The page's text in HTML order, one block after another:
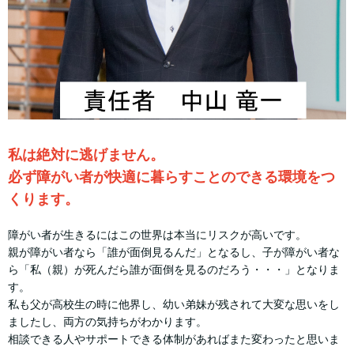
私は絶対に逃げません。
必ず障がい者が快適に暮らすことのできる環境をつ
くります。
障がい者が生きるにはこの世界は本当にリスクが高いです。
親が障がい者なら「誰が面倒見るんだ」となるし、子が障がい者な
ら「私（親）が死んだら誰が面倒を見るのだろう・・・」となりま
す。
私も父が高校生の時に他界し、幼い弟妹が残されて大変な思いをし
ましたし、両方の気持ちがわかります。
相談できる人やサポートできる体制があればまた変わったと思いま